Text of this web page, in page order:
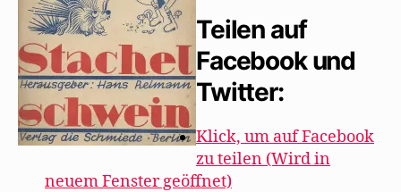
Teilen auf
Facebook und
Twitter:
Klick, um auf Facebook
zu teilen (Wird in
neuem Fenster geöffnet)